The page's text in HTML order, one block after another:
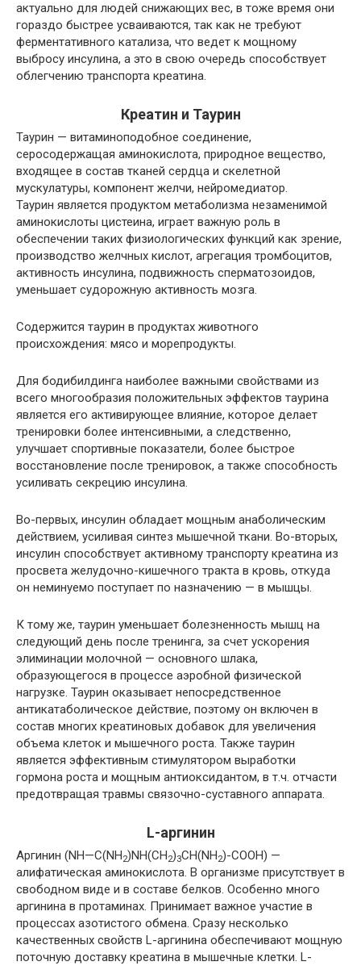
актуально для людей снижающих вес, в тоже время они
гораздо быстрее усваиваются, так как не требуют
ферментативного катализа, что ведет к мощному
выбросу инсулина, а это в свою очередь способствует
облегчению транспорта креатина.
Креатин и Таурин
Таурин — витаминоподобное соединение,
серосодержащая аминокислота, природное вещество,
входящее в состав тканей сердца и скелетной
мускулатуры, компонент желчи, нейромедиатор.
Таурин является продуктом метаболизма незаменимой
аминокислоты цистеина, играет важную роль в
обеспечении таких физиологических функций как зрение,
производство желчных кислот, агрегация тромбоцитов,
активность инсулина, подвижность сперматозоидов,
уменьшает судорожную активность мозга.
Содержится таурин в продуктах животного
происхождения: мясо и морепродукты.
Для бодибилдинга наиболее важными свойствами из
всего многообразия положительных эффектов таурина
является его активирующее влияние, которое делает
тренировки более интенсивными, а следственно,
улучшает спортивные показатели, более быстрое
восстановление после тренировок, а также способность
усиливать секрецию инсулина.
Во-первых, инсулин обладает мощным анаболическим
действием, усиливая синтез мышечной ткани. Во-вторых,
инсулин способствует активному транспорту креатина из
просвета желудочно-кишечного тракта в кровь, откуда
он неминуемо поступает по назначению — в мышцы.
К тому же, таурин уменьшает болезненность мышц на
следующий день после тренинга, за счет ускорения
элиминации молочной — основного шлака,
образующегося в процессе аэробной физической
нагрузке. Таурин оказывает непосредственное
антикатаболическое действие, поэтому он включен в
состав многих креатиновых добавок для увеличения
объема клеток и мышечного роста. Также таурин
является эффективным стимулятором выработки
гормона роста и мощным антиоксидантом, в т.ч. отчасти
предотвращая травмы связочно-суставного аппарата.
L-аргинин
Аргинин (NH—C(NH2)NH(CH2)3CH(NH2)-COOH) —
алифатическая аминокислота. В организме присутствует в
свободном виде и в составе белков. Особенно много
аргинина в протаминах. Принимает важное участие в
процессах азотистого обмена. Сразу несколько
качественных свойств L-аргинина обеспечивают мощную
поточную доставку креатина в мышечные клетки. L-